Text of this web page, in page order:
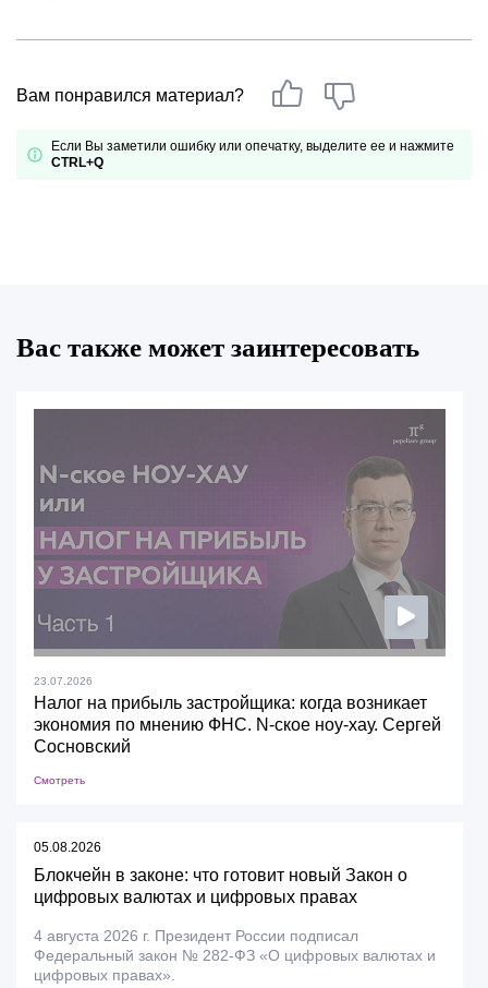
Вам понравился материал?
Если Вы заметили ошибку или опечатку, выделите ее и нажмите
CTRL+Q
Вас также может заинтересовать
23.07.2026
Налог на прибыль застройщика: когда возникает
экономия по мнению ФНС. N-ское ноу-хау. Сергей
Сосновский
Смотреть
05.08.2026
Блокчейн в законе: что готовит новый Закон о
цифровых валютах и цифровых правах
4 августа 2026 г. Президент России подписал
Федеральный закон № 282-ФЗ «О цифровых валютах и
цифровых правах».